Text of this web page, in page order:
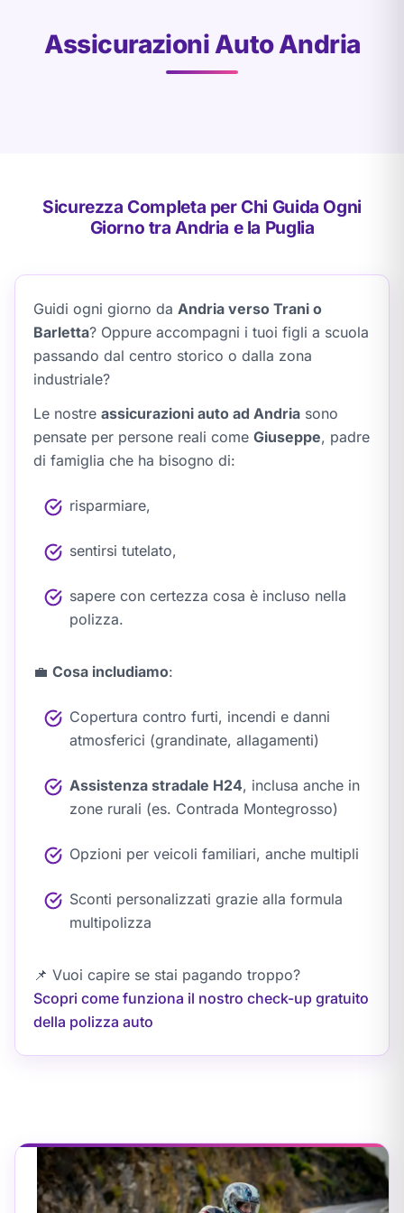
Assicurazioni Auto Andria
Sicurezza Completa per Chi Guida Ogni
Giorno tra Andria e la Puglia
Guidi ogni giorno da Andria verso Trani o
Barletta? Oppure accompagni i tuoi figli a scuola
passando dal centro storico o dalla zona
industriale?
Le nostre assicurazioni auto ad Andria sono
pensate per persone reali come Giuseppe, padre
di famiglia che ha bisogno di:
risparmiare,
sentirsi tutelato,
sapere con certezza cosa è incluso nella
polizza.
💼 Cosa includiamo:
Copertura contro furti, incendi e danni
atmosferici (grandinate, allagamenti)
Assistenza stradale H24, inclusa anche in
zone rurali (es. Contrada Montegrosso)
Opzioni per veicoli familiari, anche multipli
Sconti personalizzati grazie alla formula
multipolizza
📌 Vuoi capire se stai pagando troppo?
Scopri come funziona il nostro check-up gratuito
della polizza auto